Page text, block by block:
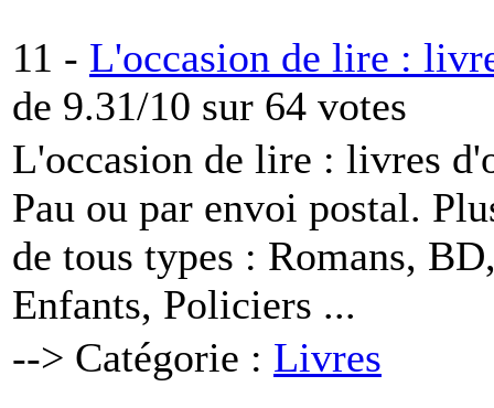
11 - L'occasion de lire :
de 9.31/10 sur 64 votes
L'occasion de lire : livres
Pau ou par envoi postal.
de tous types : Romans,
Enfants, Policiers ...
--> Catégorie : Livres